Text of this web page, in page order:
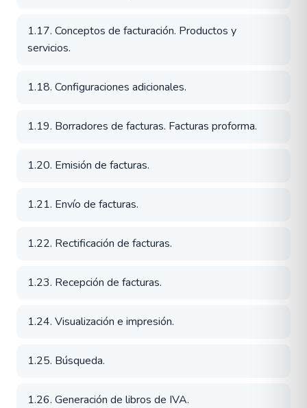
1.17. Conceptos de facturación. Productos y
servicios.
1.18. Configuraciones adicionales.
1.19. Borradores de facturas. Facturas proforma.
1.20. Emisión de facturas.
1.21. Envío de facturas.
1.22. Rectificación de facturas.
1.23. Recepción de facturas.
1.24. Visualización e impresión.
1.25. Búsqueda.
1.26. Generación de libros de IVA.